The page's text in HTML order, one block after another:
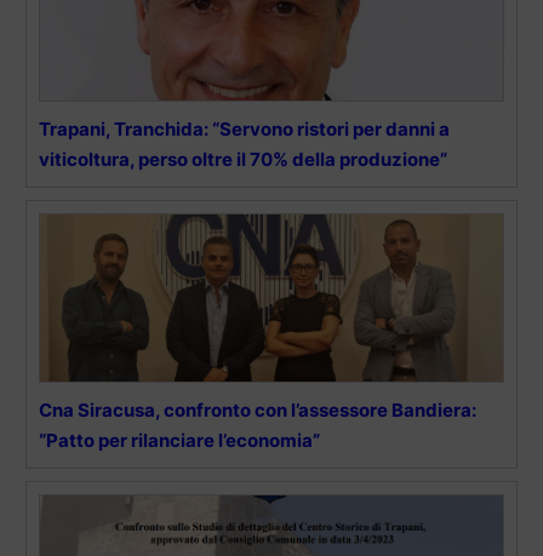
Trapani, Tranchida: “Servono ristori per danni a
viticoltura, perso oltre il 70% della produzione”
Cna Siracusa, confronto con l’assessore Bandiera:
“Patto per rilanciare l’economia”